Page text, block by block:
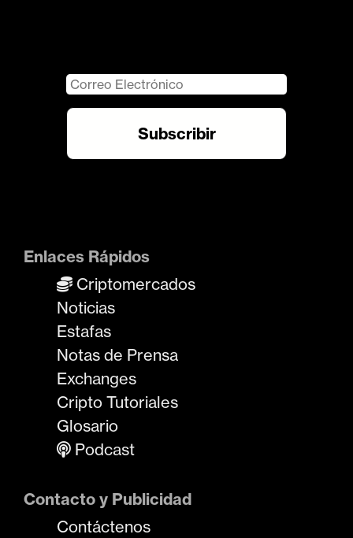
Enlaces Rápidos
Criptomercados
Noticias
Estafas
Notas de Prensa
Exchanges
Cripto Tutoriales
Glosario
Podcast
Contacto y Publicidad
Contáctenos